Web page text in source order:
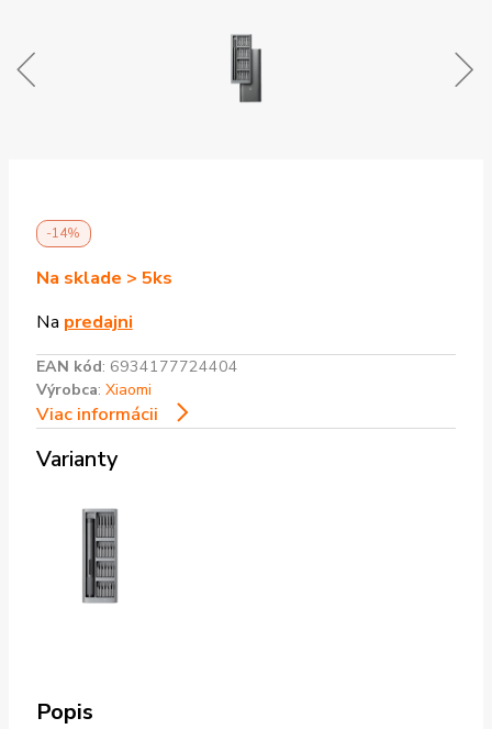
-14%
Na sklade > 5ks
Na predajni
EAN kód: 6934177724404
Výrobca: Xiaomi
Viac informácii
Varianty
Popis